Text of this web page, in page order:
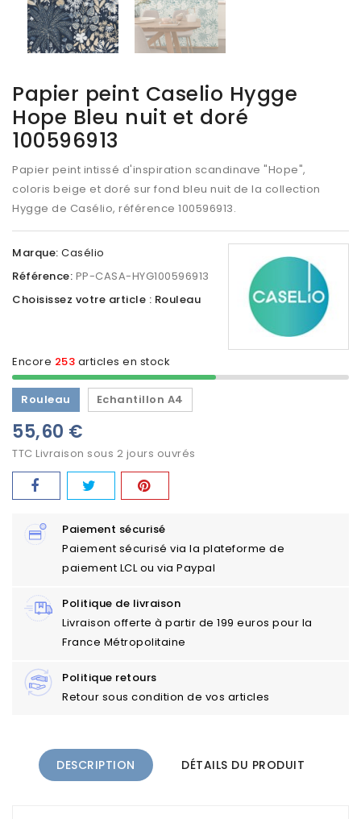
Papier peint Caselio Hygge
Hope Bleu nuit et doré
100596913
Papier peint intissé d'inspiration scandinave "Hope",
coloris beige et doré sur fond bleu nuit de la collection
Hygge de Casélio, référence 100596913.
Marque: Casélio
Référence: PP-CASA-HYG100596913
Encore 253 articles en stock
Choisissez votre article : Rouleau
Rouleau Echantillon A4
55,60 €
TTC Livraison sous 2 jours ouvrés
Paiement sécurisé
Paiement sécurisé via la plateforme de
paiement LCL ou via Paypal
Politique de livraison
Livraison offerte à partir de 199 euros pour la
France Métropolitaine
Politique retours
Retour sous condition de vos articles
DESCRIPTION DÉTAILS DU PRODUIT